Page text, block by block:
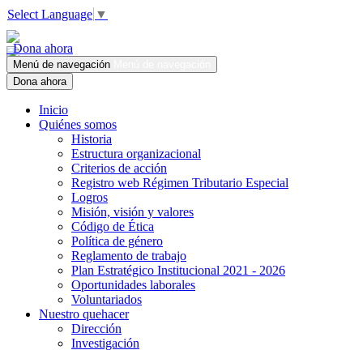
Select Language ▼
Dona ahora
Menú de navegación
Dona ahora
Inicio
Quiénes somos
Historia
Estructura organizacional
Criterios de acción
Registro web Régimen Tributario Especial
Logros
Misión, visión y valores
Código de Ética
Política de género
Reglamento de trabajo
Plan Estratégico Institucional 2021 - 2026
Oportunidades laborales
Voluntariados
Nuestro quehacer
Dirección
Investigación